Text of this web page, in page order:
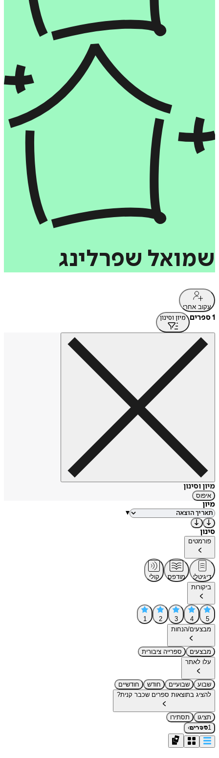
שמואל שפרלינג
עקוב אחרי
1 ספרים מיון וסינון
מיון וסינון
איפוס
מיון
▾
סינון
פורמטים
דיגיטלי מודפס
קולי
ביקורות
5
4
3
2
1
מבצעים/הנחות
מבצעים
ספרייה ציבורית
עלו לאתר
שבוע שבועיים חודש
חודשיים
להציג בתוצאות ספרים שכבר קנית?
תציגו
תסתירו
1ספרים›